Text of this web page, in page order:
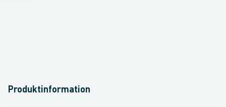
Produktinformation